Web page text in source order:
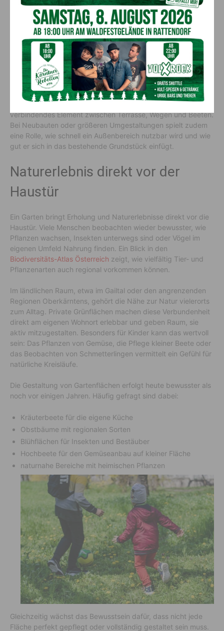
gepflegten Außenbereich wächst
Mit der stärkeren Wertschätzung für den eigenen Garten
steigt auch der Anspruch an dessen Gestaltung. Immer mehr
Hausbesitzer investieren bewusst in ihre Außenanlagen, um
Erholung, Alltagstauglichkeit und ein ansprechendes
Erscheinungsbild miteinander zu verbinden.
Dabei geht es längst nicht mehr nur um Optik. Rasenflächen
dienen als Spielfläche für Kinder, als Ruhezone oder als
verbindendes Element zwischen Terrasse, Wegen und Beeten.
Bei Neubauten oder größeren Umgestaltungen spielt zudem
eine Rolle, wie schnell ein Außenbereich nutzbar wird und wie
gut er sich in das bestehende Grundstück einfügt.
Naturerlebnis direkt vor der
Haustür
Ein Garten bringt Erholung und Naturerlebnisse direkt vor die
Haustür. Viele Menschen beobachten wieder bewusster, wie
Pflanzen wachsen, Insekten unterwegs sind oder Vögel im
eigenen Umfeld Nahrung finden. Ein Blick in den
Biodiversitäts-Atlas Österreich zeigt, wie vielfältig Tier- und
Pflanzenarten auch regional vorkommen können.
Im ländlichen Raum, etwa im Gailtal oder den angrenzenden
Regionen Oberkärntens, gehört die Nähe zur Natur vielerorts
zum Alltag. Private Grünflächen machen diese Verbundenheit
direkt am eigenen Wohnort erlebbar und geben Raum, sie
aktiv mitzugestalten. Besonders für Kinder kann das wertvoll
sein: Das Pflanzen von Gemüse, die Pflege kleiner Beete oder
das Beobachten von Schmetterlingen vermittelt ein Gefühl für
natürliche Kreisläufe.
Die Gestaltung von Gartenflächen erfolgt heute bewusster als
noch vor einigen Jahren. Häufig gefragt sind dabei:
Kräuterbeete für die eigene Küche
Obstbäume mit regionalen Sorten
Blühflächen für Insekten und Bestäuber
Hochbeete für den Gemüseanbau auf kleiner Fläche
naturnahe Bereiche mit heimischen Pflanzen
Gleichzeitig wächst das Bewusstsein dafür, dass nicht jede
Fläche perfekt gepflegt oder vollständig gestaltet sein muss.